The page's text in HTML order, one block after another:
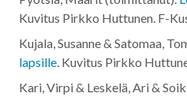
Kuvitus Pirkko Huttunen. F-
Kujala, Susanne & Satomaa,
lapsille. Kuvitus Pirkko
Kari, Virpi & Leskelä, Ari &